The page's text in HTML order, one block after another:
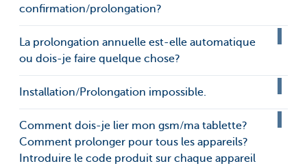
confirmation/prolongation?
La prolongation annuelle est-elle automatique
ou dois-je faire quelque chose?
Installation/Prolongation impossible.
Comment dois-je lier mon gsm/ma tablette?
Comment prolonger pour tous les appareils?
Introduire le code produit sur chaque appareil